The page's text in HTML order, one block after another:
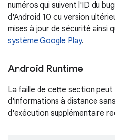
numéros qui suivent l'ID du
d'Android 10 ou version
mises à jour de sécurité ainsi
système Google Play.
Android Runtime
La faille de cette section peut
d'informations à distance
d'exécution supplémentaire